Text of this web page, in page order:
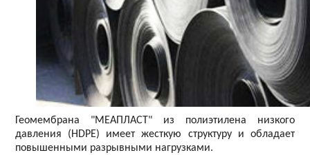
Геомембрана "МЕАПЛАСТ" из полиэтилена низкого
давления (HDPE) имеет жесткую структуру и обладает
повышенными разрывными нагрузками.